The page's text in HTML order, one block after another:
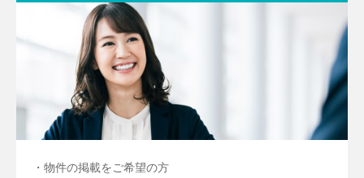
・物件の掲載をご希望の方